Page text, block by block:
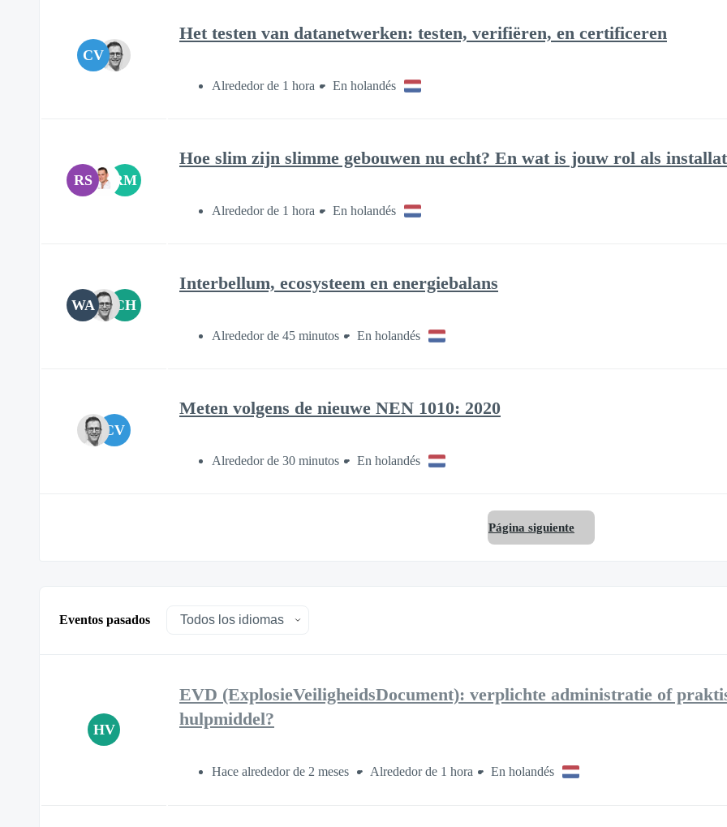
CV
Het testen van datanetwerken: testen, verifiëren, en certificeren
Alrededor de 1 hora En holandés
RS RM
Hoe slim zijn slimme gebouwen nu echt? En wat is jouw rol als
Alrededor de 1 hora En holandés
WA CH
Interbellum, ecosysteem en energiebalans
Alrededor de 45 minutos En holandés
CV
Meten volgens de nieuwe NEN 1010: 2020
Alrededor de 30 minutos En holandés
Página siguiente
Eventos pasados
HV
EVD (ExplosieVeiligheidsDocument): verplichte administratie of
hulpmiddel?
Hace alrededor de 2 meses Alrededor de 1 hora En holandés